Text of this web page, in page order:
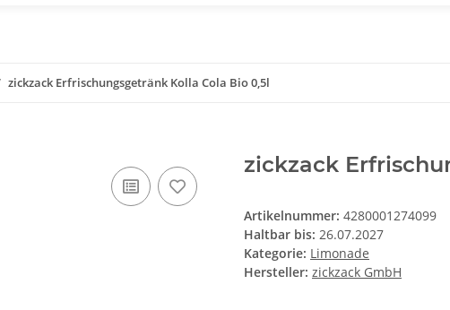
zickzack Erfrischungsgetränk Kolla Cola Bio 0,5l
zickzack
Artikelnummer: 4280001274099
Haltbar bis: 26.07.2027
Kategorie: Limonade
Hersteller: zickzack GmbH